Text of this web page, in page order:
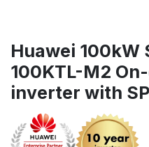
Huawei 100kW
100KTL-M2
inverter with